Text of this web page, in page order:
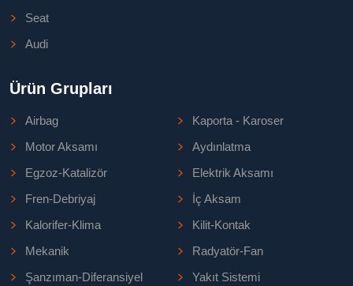
Seat
Audi
Ürün Grupları
Airbag
Kaporta - Karoser
Motor Aksamı
Aydınlatma
Egzoz-Katalizör
Elektrik Aksamı
Fren-Debriyaj
İç Aksam
Kalorifer-Klima
Kilit-Kontak
Mekanik
Radyatör-Fan
Şanzıman-Diferansiyel
Yakıt Sistemi